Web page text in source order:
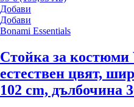
Добави
Добави
Bonami Essentials
Стойка за костюми
естествен цвят,
102 cm, дълбочина